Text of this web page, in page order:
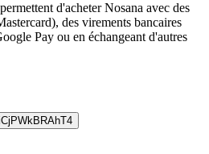
d'acheter Nosana avec des
des virements bancaires
Pay ou en échangeant d'autres